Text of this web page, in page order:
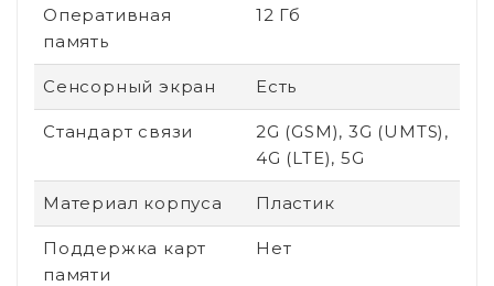
Оперативная
память
12 Гб
Сенсорный экран Есть
Стандарт связи
2G (GSM), 3G (UMTS),
4G (LTE), 5G
Материал корпуса Пластик
Поддержка карт
памяти
Нет